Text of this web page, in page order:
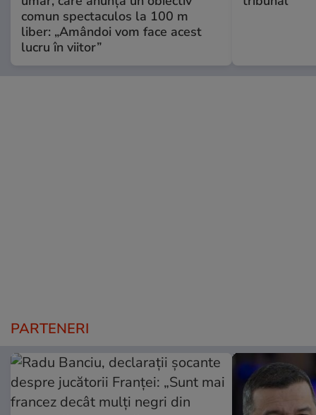
comun spectaculos la 100 m
liber: „Amândoi vom face acest
lucru în viitor”
PARTENERI